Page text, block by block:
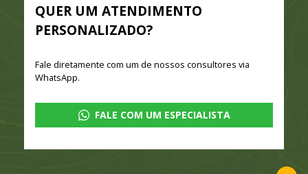
QUER UM ATENDIMENTO
PERSONALIZADO?
Fale diretamente com um de nossos consultores via
WhatsApp.
FALE COM UM ESPECIALISTA